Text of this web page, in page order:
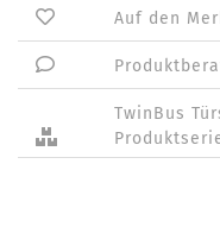
Auf den
TwinBus